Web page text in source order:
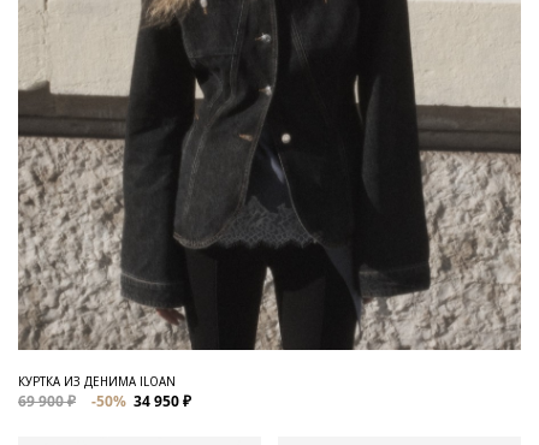
КУРТКА ИЗ ДЕНИМА ILOAN
69 900 ₽ -50% 34 950 ₽